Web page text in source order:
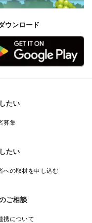
ウンロード
たい
募集
たい
への取材を申し込む
ご相談
携について